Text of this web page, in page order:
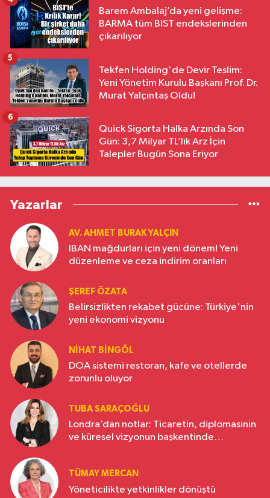
Barem Ambalaj’da yeni gelişme:
BARMA tüm BIST endekslerinden
çıkarılıyor
Tekfen Holding'de Devir Teslim:
Yeni Yönetim Kurulu Başkanı Prof. Dr.
Murat Yalçıntaş Oldu!
5
Quick Sigorta Halka Arzında Son
Gün: 3,7 Milyar TL’lik Arz İçin
Talepler Bugün Sona Eriyor
6
Yazarlar
AV. AHMET BURAK YALÇIN
IBAN mağdurları için yeni dönem! Yeni
düzenleme ve ceza indirim oranları
ŞEREF ÖZATA
Belirsizlikten rekabet gücüne: Türkiye'nin
yeni ekonomi vizyonu
NIHAT BINGÖL
DOA sistemi restoran, kafe ve otellerde
zorunlu oluyor
TUBA SARAÇOĞLU
Londra’dan notlar: Ticaretin, diplomasinin
ve küresel vizyonun başkentinde
TÜMAY MERCAN
Yöneticilikte yetkinlikler dönüştü